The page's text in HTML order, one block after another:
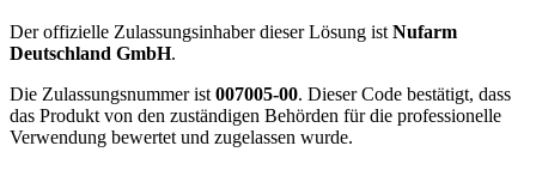
Der offizielle Zulassungsinhaber dieser Lösung ist Nufarm
Deutschland GmbH.
Die Zulassungsnummer ist 007005-00. Dieser Code bestätigt, dass
das Produkt von den zuständigen Behörden für die professionelle
Verwendung bewertet und zugelassen wurde.